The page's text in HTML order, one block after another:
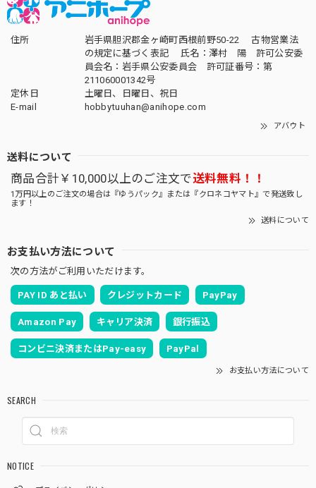
住所
岩手県胆沢郡金ヶ崎町西根前野50-22 古物営業法
の規定に基づく表記 氏名：澤村 陽 許可公安委
員会名：岩手県公安委員会 許可証番号：第
211060001342号
定休日
土曜日、日曜日、祝日
E-mail
hobbytuuhan@anihope.com
アバウト
送料について
商品合計￥10,000以上のご注文で送料無料！！
1万円以上のご注文の場合は『ゆうパック』または『クロネコヤマト』で発送致し
ます！
送料について
お支払い方法について
次の方法がご利用いただけます。
PAY ID あと払い クレジットカード PayPay
Amazon Pay キャリア決済 銀行振込
コンビニ決済またはPay-easy PayPal
お支払い方法について
SEARCH
NOTICE